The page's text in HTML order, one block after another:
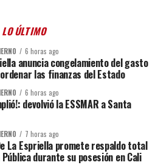
LO ÚLTIMO
6 horas ago
anuncia congelamiento del gasto
las finanzas del Estado
6 horas ago
devolvió la ESSMAR a Santa
7 horas ago
La Espriella promete respaldo total
Pública durante su posesión en Cali